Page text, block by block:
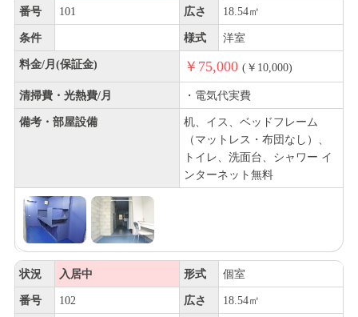
番号 101 広さ 18.54㎡
条件 様式 洋室
料金/月(保証金) ￥75,000 (￥10,000)
清掃費・光熱費/月 ・電気代実費
備考・部屋設備
机、イス、ベッドフレーム
（マットレス・布団なし）、
トイレ、洗面台、シャワー イ
ンターネット無料
状況 入居中 形式 個室
番号 102 広さ 18.54㎡